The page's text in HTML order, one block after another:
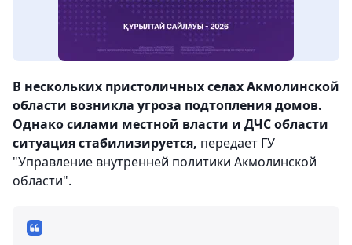
В нескольких пристоличных селах Акмолинской
области возникла угроза подтопления домов.
Однако силами местной власти и ДЧС области
ситуация стабилизируется, передает ГУ
"Управление внутренней политики Акмолинской
области".